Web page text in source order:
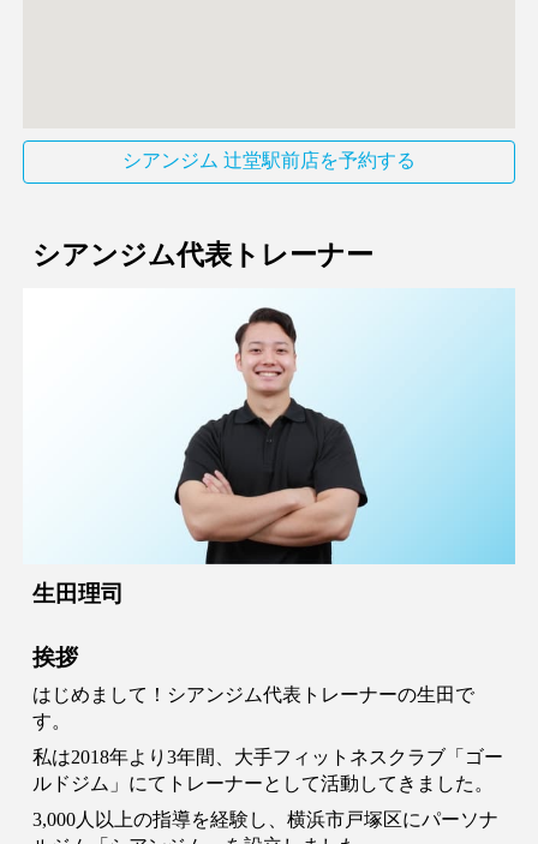
シアンジム 辻堂駅前店を予約する
シアンジム代表トレーナー
生田理司
挨拶
はじめまして！シアンジム代表トレーナーの生田で
す。
私は2018年より3年間、大手フィットネスクラブ「ゴー
ルドジム」にてトレーナーとして活動してきました。
3,000人以上の指導を経験し、横浜市戸塚区にパーソナ